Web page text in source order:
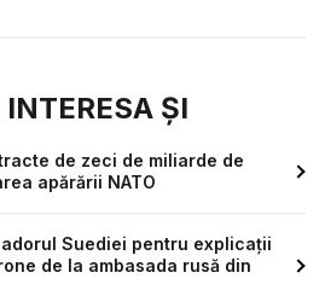
ȘI
de zeci de miliarde de
apărării NATO
Suediei pentru explicații
de la ambasada rusă din